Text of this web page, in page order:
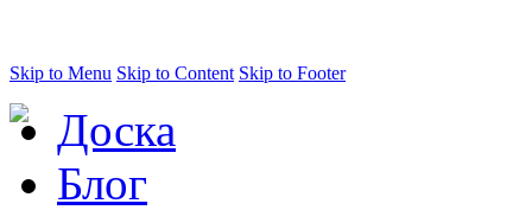
Skip to Menu Skip to Content Skip to Footer
Доска
Блог